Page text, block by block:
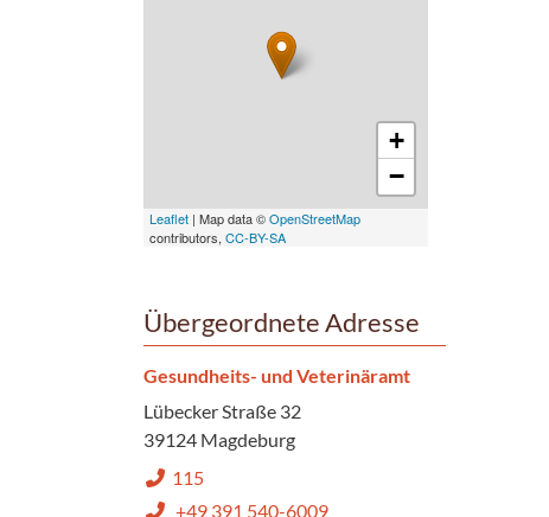
+
−
Leaflet| Map data ©OpenStreetMap
contributors, CC-BY-SA
Übergeordnete Adresse
Gesundheits- und Veterinäramt
Lübecker Straße 32
39124 Magdeburg
115
+49 391 540-6009